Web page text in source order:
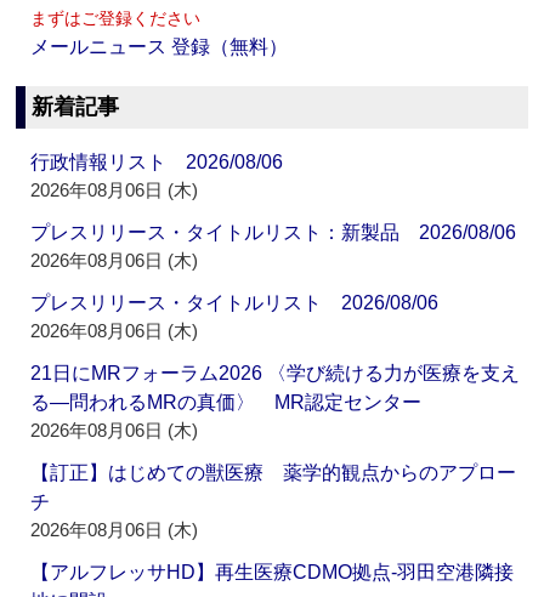
まずはご登録ください
メールニュース 登録（無料）
新着記事
行政情報リスト 2026/08/06
2026年08月06日 (木)
プレスリリース・タイトルリスト：新製品 2026/08/06
2026年08月06日 (木)
プレスリリース・タイトルリスト 2026/08/06
2026年08月06日 (木)
21日にMRフォーラム2026 〈学び続ける力が医療を支え
る―問われるMRの真価〉 MR認定センター
2026年08月06日 (木)
【訂正】はじめての獣医療 薬学的観点からのアプロー
チ
2026年08月06日 (木)
【アルフレッサHD】再生医療CDMO拠点‐羽田空港隣接